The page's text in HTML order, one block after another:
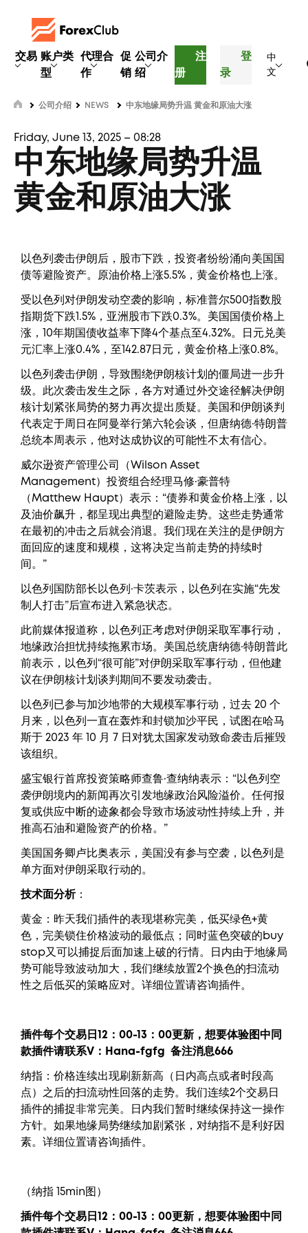
交易 账户类
型
代理合
作
促
销
公司介
绍
注
册
登
录
中
文
公司介绍 NEWS 中东地缘局势升温 黄金和原油大涨
Friday, June 13, 2025 – 08:28
中东地缘局势升温
黄金和原油大涨
以色列袭击伊朗后，股市下跌，投资者纷纷涌向美国国
债等避险资产。原油价格上涨5.5%，黄金价格也上涨。
受以色列对伊朗发动空袭的影响，标准普尔500指数股
指期货下跌1.5%，亚洲股市下跌0.3%。美国国债价格上
涨，10年期国债收益率下降4个基点至4.32%。日元兑美
元汇率上涨0.4%，至142.87日元，黄金价格上涨0.8%。
以色列袭击伊朗，导致围绕伊朗核计划的僵局进一步升
级。此次袭击发生之际，各方对通过外交途径解决伊朗
核计划紧张局势的努力再次提出质疑。美国和伊朗谈判
代表定于周日在阿曼举行第六轮会谈，但唐纳德·特朗普
总统本周表示，他对达成协议的可能性不太有信心。
威尔逊资产管理公司（Wilson Asset
Management）投资组合经理马修·豪普特
（Matthew Haupt）表示：“债券和黄金价格上涨，以
及油价飙升，都呈现出典型的避险走势。这些走势通常
在最初的冲击之后就会消退。我们现在关注的是伊朗方
面回应的速度和规模，这将决定当前走势的持续时
间。”
以色列国防部长以色列·卡茨表示，以色列在实施“先发
制人打击”后宣布进入紧急状态。
此前媒体报道称，以色列正考虑对伊朗采取军事行动，
地缘政治担忧持续拖累市场。美国总统唐纳德·特朗普此
前表示，以色列“很可能”对伊朗采取军事行动，但他建
议在伊朗核计划谈判期间不要发动袭击。
以色列已参与加沙地带的大规模军事行动，过去 20 个
月来，以色列一直在轰炸和封锁加沙平民，试图在哈马
斯于 2023 年 10 月 7 日对犹太国家发动致命袭击后摧毁
该组织。
盛宝银行首席投资策略师查鲁·查纳纳表示：“以色列空
袭伊朗境内的新闻再次引发地缘政治风险溢价。任何报
复或供应中断的迹象都会导致市场波动性持续上升，并
推高石油和避险资产的价格。”
美国国务卿卢比奥表示，美国没有参与空袭，以色列是
单方面对伊朗采取行动的。
技术面分析：
黄金：昨天我们插件的表现堪称完美，低买绿色+黄
色，完美锁住价格波动的最低点；同时蓝色突破的buy
stop又可以捕捉后面加速上破的行情。日内由于地缘局
势可能导致波动加大，我们继续放置2个换色的扫流动
性之后低买的策略应对。详细位置请咨询插件。
插件每个交易日12：00-13：00更新， 想要体验图中 同
款插件请联系V： Hana-fgfg 备注消息666
纳指：价格连续出现刷新新高（日内高点或者时段高
点）之后的扫流动性回落的走势。我们连续2个交易日
插件的捕捉非常完美。日内我们暂时继续保持这一操作
方针。如果地缘局势继续加剧紧张，对纳指不是利好因
素。详细位置请咨询插件。
（纳指 15min图）
插件每个交易日12：00-13：00更新， 想要体验图中 同